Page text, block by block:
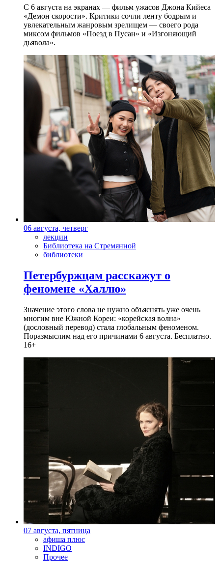
С 6 августа на экранах — фильм ужасов Джона Кийеса
«Демон скорости». Критики сочли ленту бодрым и
увлекательным жанровым зрелищeм — своего рода
миксом фильмов «Поезд в Пусан» и «Изгоняющий
дьявола».
06 августа, четверг
лекции
Библиотека на Стремянной
библиотеки
Петербуржцам расскажут о
феномене «Халлю»
Значение этого слова не нужно объяснять уже очень
многим вне Южной Кореи: «корейская волна»
(дословный перевод) стала глобальным феноменом.
Поразмыслим над его причинами 6 августа. Бесплатно.
16+
07 августа, пятница
афиша плюс
INDIGO
Прочее